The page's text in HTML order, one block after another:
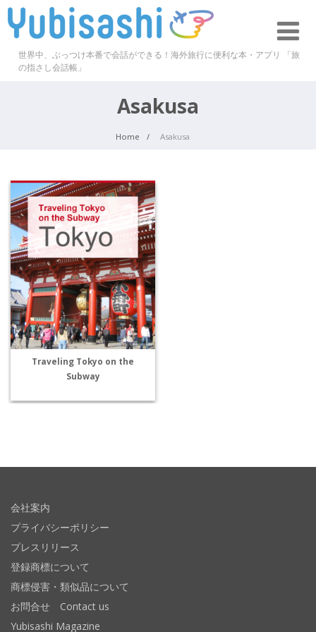
世界中、ぶっつけ本番で会話ができる！海外旅行に便利な本・アプリ 「旅
の指さし会話帳」
Asakusa
Home Asakusa
Traveling Tokyo on the
Subway
会社案内
プライバシーポリシー
プレスリリース
登録商標について
商標侵害・類似品について
お問合せ Contact us
Yubisashi Magazine